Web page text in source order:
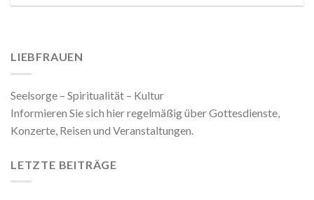
LIEBFRAUEN
Seelsorge – Spiritualität – Kultur
Informieren Sie sich hier regelmäßig über Gottesdienste,
Konzerte, Reisen und Veranstaltungen.
LETZTE BEITRÄGE